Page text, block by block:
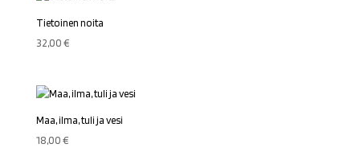
Tietoinen noita
32,00€
Maa, ilma, tuli ja vesi
18,00€